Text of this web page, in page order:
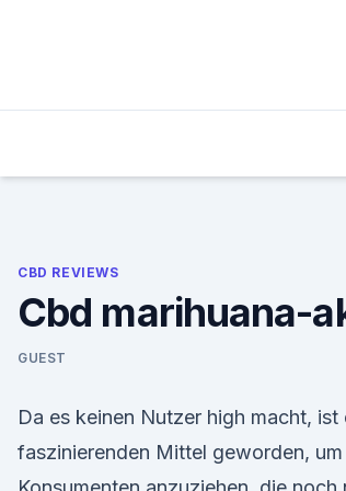
CBD REVIEWS
Cbd marihuana-
GUEST
Da es keinen Nutzer high macht, ist
faszinierenden Mittel geworden, um